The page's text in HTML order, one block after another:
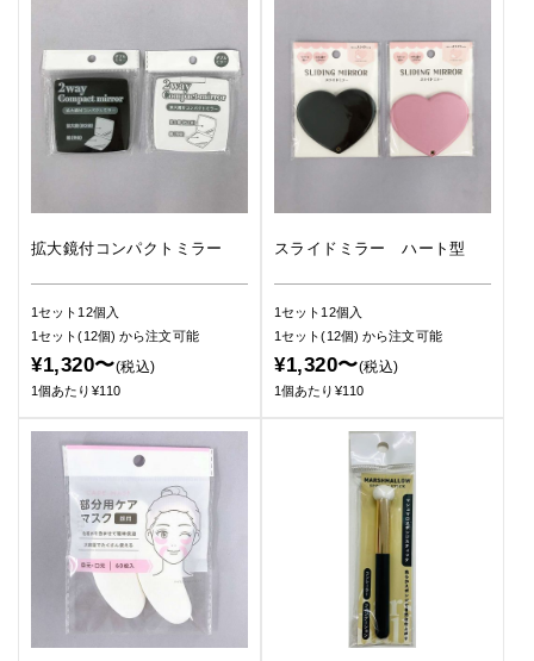
拡大鏡付コンパクトミラー
1セット12個入
1セット(12個)から注文可能
¥1,320〜(税込)
1個あたり¥110
スライドミラー ハート型
1セット12個入
1セット(12個)から注文可能
¥1,320〜(税込)
1個あたり¥110